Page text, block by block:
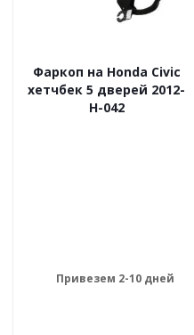
Фаркоп на Honda Civic
хетчбек 5 дверей 2012-
H-042
Привезем 2-10 дней